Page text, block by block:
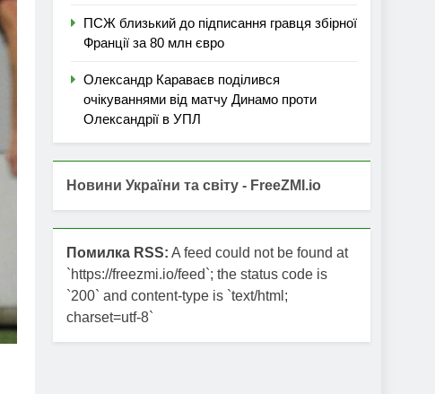
ПСЖ близький до підписання гравця збірної
Франції за 80 млн євро
Олександр Караваєв поділився
очікуваннями від матчу Динамо проти
Олександрії в УПЛ
Новини України та світу - FreeZMI.io
Помилка RSS: A feed could not be found at
`https://freezmi.io/feed`; the status code is
`200` and content-type is `text/html;
charset=utf-8`